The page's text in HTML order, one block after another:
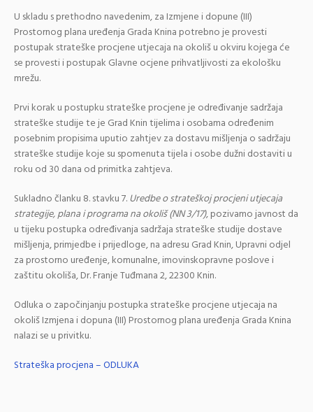
U skladu s prethodno navedenim, za Izmjene i dopune (III)
Prostornog plana uređenja Grada Knina potrebno je provesti
postupak strateške procjene utjecaja na okoliš u okviru kojega će
se provesti i postupak Glavne ocjene prihvatljivosti za ekološku
mrežu.
Prvi korak u postupku strateške procjene je određivanje sadržaja
strateške studije te je Grad Knin tijelima i osobama određenim
posebnim propisima uputio zahtjev za dostavu mišljenja o sadržaju
strateške studije koje su spomenuta tijela i osobe dužni dostaviti u
roku od 30 dana od primitka zahtjeva.
Sukladno članku 8. stavku 7.Uredbe o strateškoj procjeni utjecaja
strategije, plana i programa na okoliš (NN 3/17), pozivamo javnost da
u tijeku postupka određivanja sadržaja strateške studije dostave
mišljenja, primjedbe i prijedloge, na adresu Grad Knin, Upravni odjel
za prostorno uređenje, komunalne, imovinskopravne poslove i
zaštitu okoliša, Dr. Franje Tuđmana 2, 22300 Knin.
Odluka o započinjanju postupka strateške procjene utjecaja na
okoliš Izmjena i dopuna (III) Prostornog plana uređenja Grada Knina
nalazi se u privitku.
Strateška procjena – ODLUKA